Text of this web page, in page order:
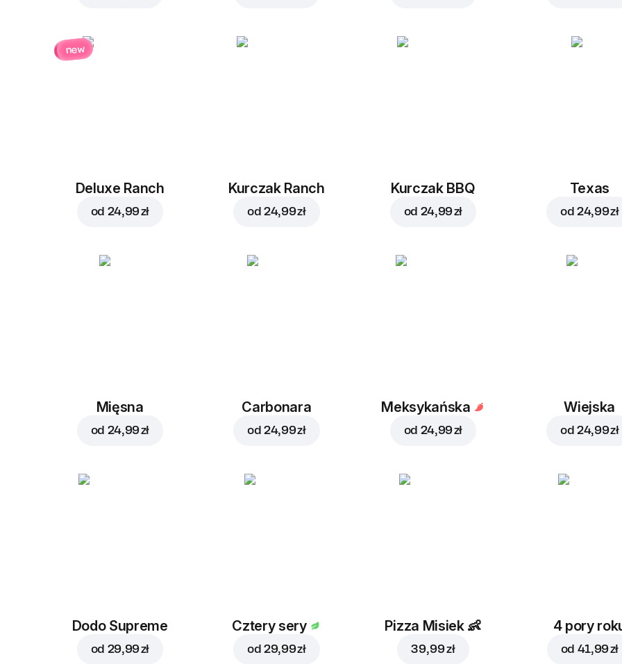
new
Deluxe Ranch
od 24,99 zł
Kurczak Ranch
od24,99 zł
Kurczak BBQ
od 24,99 zł
Texas
od24,99 zł
Mięsna
od 24,99 zł
Carbonara
od24,99 zł
Meksykańska
od 24,99 zł
Wiejska
od24,99 zł
Dodo Supreme
od 29,99 zł
Cztery sery
od29,99 zł
Pizza Misiek 👶
39,99 zł
4 pory
od 41,99 zł